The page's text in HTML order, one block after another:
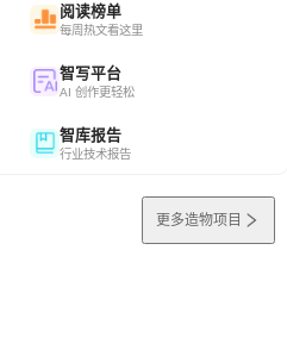
阅读榜单
每周热文看这里
智写平台
AI 创作更轻松
智库报告
行业技术报告
更多造物项目